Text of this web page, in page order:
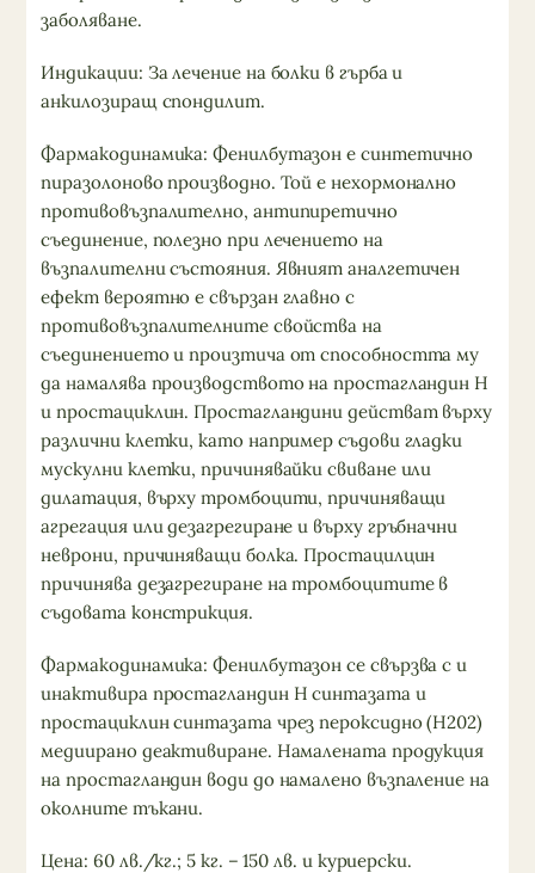
заболяване.
Индикации: За лечение на болки в гърба и
анкилозиращ спондилит.
Фармакодинамика: Фенилбутазон е синтетично
пиразолоново производно. Той е нехормонално
противовъзпалително, антипиретично
съединение, полезно при лечението на
възпалителни състояния. Явният аналгетичен
ефект вероятно е свързан главно с
противовъзпалителните свойства на
съединението и произтича от способността му
да намалява производството на простагландин Н
и простациклин. Простагландини действат върху
различни клетки, като например съдови гладки
мускулни клетки, причинявайки свиване или
дилатация, върху тромбоцити, причиняващи
агрегация или дезагрегиране и върху гръбначни
неврони, причиняващи болка. Простацилцин
причинява дезагрегиране на тромбоцитите в
съдовата констрикция.
Фармакодинамика: Фенилбутазон се свързва с и
инактивира простагландин Н синтазата и
простациклин синтазата чрез пероксидно (Н202)
медиирано деактивиране. Намалената продукция
на простагландин води до намалено възпаление на
околните тъкани.
Цена: 60 лв./кг.; 5 кг. – 150 лв. и куриерски.